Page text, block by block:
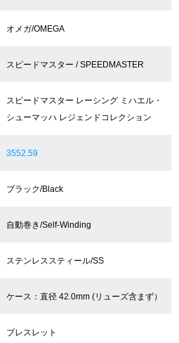
オメガ/OMEGA
スピードマスター / SPEEDMASTER
スピードマスター レーシング ミハエル・
シューマッハ レジェンドコレクション
3552.59
ブラック/Black
自動巻き/Self-Winding
ステンレススティール/SS
ケース：直径 42.0mm (リューズ含まず）
ブレスレット